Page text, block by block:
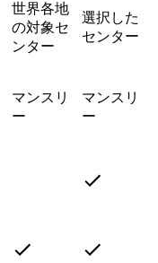
世界各地
の対象セ
ンター
選択した
センター
マンスリ
ー
マンスリ
ー